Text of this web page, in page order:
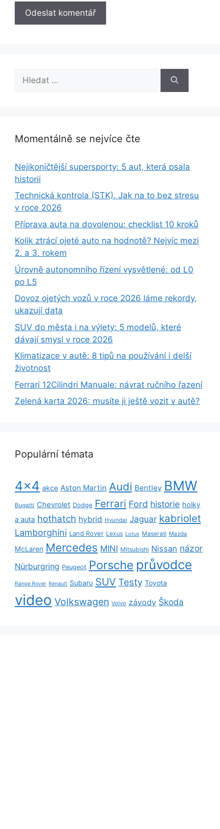
Momentálně se nejvíce čte
Nejikoničtější supersporty: 5 aut, která psala
historii
Technická kontrola (STK). Jak na to bez stresu
v roce 2026
Příprava auta na dovolenou: checklist 10 kroků
Kolik ztrácí ojeté auto na hodnotě? Nejvíc mezi
2. a 3. rokem
Úrovně autonomního řízení vysvětlené: od L0
po L5
Dovoz ojetých vozů v roce 2026 láme rekordy,
ukazují data
SUV do města i na výlety: 5 modelů, které
dávají smysl v roce 2026
Klimatizace v autě: 8 tipů na používání i delší
životnost
Ferrari 12Cilindri Manuale: návrat ručního řazení
Zelená karta 2026: musíte ji ještě vozit v autě?
Populární témata
4x4 akce Aston Martin Audi Bentley BMW
Bugatti Chevrolet Dodge Ferrari Ford historie holky
a auta hothatch hybrid Hyundai Jaguar kabriolet
Lamborghini Land Rover Lexus Lotus Maserati Mazda
McLaren Mercedes MINI Mitsubishi Nissan názor
Nürburgring Peugeot Porsche průvodce
Range Rover Renault Subaru SUV Testy Toyota
video Volkswagen Volvo závody Škoda